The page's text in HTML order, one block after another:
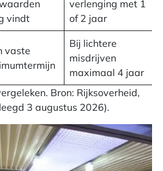
vindt
verlenging met 1
of 2 jaar
vaste
Bij lichtere
misdrijven
maximaal 4 jaar
Bron: Rijksoverheid,
3 augustus 2026).